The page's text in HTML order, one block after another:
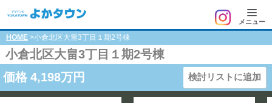
メニュー
HOME >小倉北区大畠3丁目１期2号棟
小倉北区大畠3丁目１期2号棟
価格 4,198万円 検討リストに追加